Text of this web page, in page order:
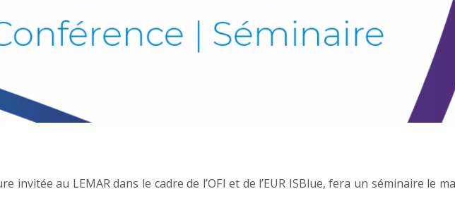
invitée au LEMAR dans le cadre de l’OFI et de l’EUR ISBlue, fera un séminaire le